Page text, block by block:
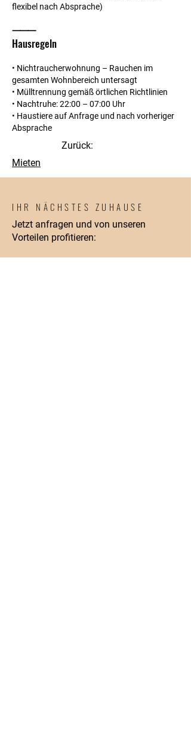
flexibel nach Absprache)
⸻
Hausregeln
• Nichtraucherwohnung – Rauchen im
gesamten Wohnbereich untersagt
• Mülltrennung gemäß örtlichen Richtlinien
• Nachtruhe: 22:00 – 07:00 Uhr
• Haustiere auf Anfrage und nach vorheriger
Absprache
Zurück:
Mieten
IHR NÄCHSTES ZUHAUSE
Jetzt anfragen und von unseren
Vorteilen profitieren: